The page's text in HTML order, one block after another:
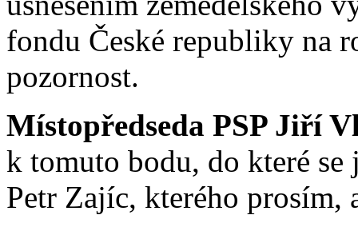
fondu České republiky na
pozornost.
Místopředseda PSP Jiří
k tomuto bodu, do které
Petr Zajíc, kterého prosím,